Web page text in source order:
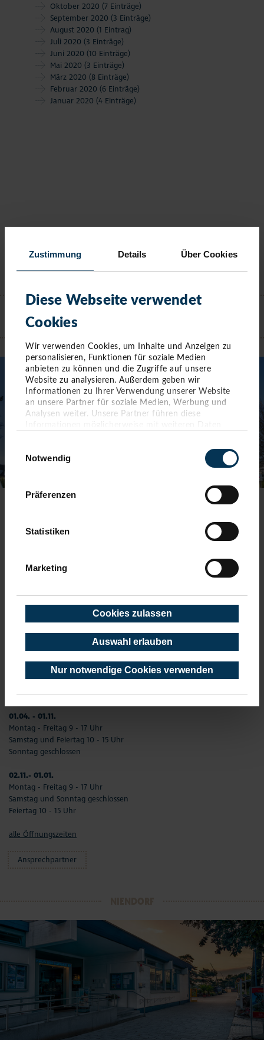
Zustimmung Details Über Cookies
Diese Webseite verwendet
Cookies
Wir verwenden Cookies, um Inhalte und Anzeigen zu
personalisieren, Funktionen für soziale Medien
anbieten zu können und die Zugriffe auf unsere
Website zu analysieren. Außerdem geben wir
Informationen zu Ihrer Verwendung unserer Website
an unsere Partner für soziale Medien, Werbung und
Analysen weiter. Unsere Partner führen diese
sie im Rahmen Ihrer Nutzung der Dienste gesammelt
haben. Sie geben Einwilligung zu unseren Cookies,
Notwendig
Präferenzen
Statistiken
Marketing
Cookies zulassen
Auswahl erlauben
Nur notwendige Cookies verwenden
Oktober 2020 (7 Einträge)
September 2020 (3 Einträge)
August 2020 (1 Eintrag)
Juli 2020 (3 Einträge)
Juni 2020 (10 Einträge)
Mai 2020 (3 Einträge)
März 2020 (8 Einträge)
Februar 2020 (6 Einträge)
Januar 2020 (4 Einträge)
KONTAKT
Telefon: 04503-3577-0
info(at)timmendorfer-strand.de
AKTUELLE ÖFFNUNGSZEITEN
01. Januar - 31. Dezember
Montag –Freitag 9 - 17 Uhr
Samstag und Sonntag geschlossen
Feiertag 10 - 15 Uhr
01.04. - 01.11.
Montag - Freitag 9 - 17 Uhr
Samstag und Feiertag 10 - 15 Uhr
Sonntag geschlossen
02.11.- 01.01.
Montag - Freitag 9 - 17 Uhr
Samstag und Sonntag geschlossen
Feiertag 10 - 15 Uhr
alle Öffnungszeiten
Ansprechpartner